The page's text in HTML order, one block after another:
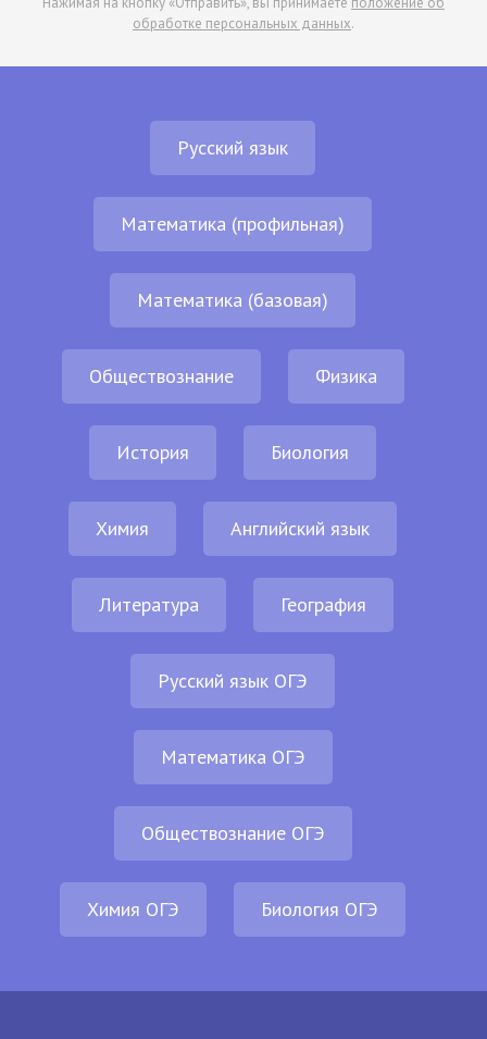
обработке персональных данных.
Русский язык
Математика (профильная)
Математика (базовая)
Обществознание Физика
История Биология
Химия Английский язык
Литература География
Русский язык ОГЭ
Математика ОГЭ
Обществознание ОГЭ
Химия ОГЭ Биология ОГЭ